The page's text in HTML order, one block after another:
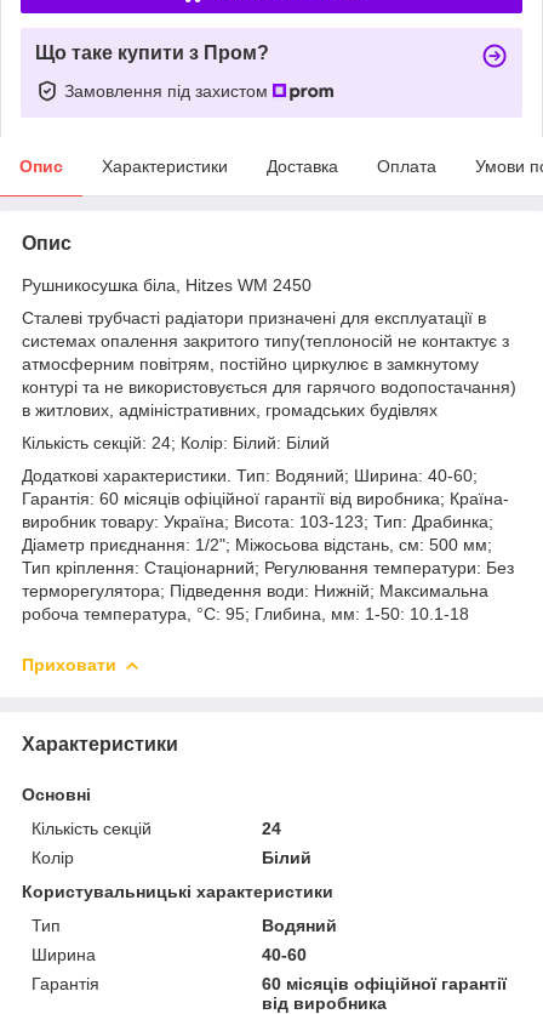
Що таке купити з Пром?
Замовлення під захистом
Опис Характеристики Доставка Оплата Умови
Опис
Рушникосушка біла, Hitzes WM 2450
Сталеві трубчасті радіатори призначені для експлуатації в
системах опалення закритого типу(теплоносій не контактує з
атмосферним повітрям, постійно циркулює в замкнутому
контурі та не використовується для гарячого водопостачання)
в житлових, адміністративних, громадських будівлях
Кількість секцій: 24; Колір: Білий: Білий
Додаткові характеристики. Тип: Водяний; Ширина: 40-60;
Гарантія: 60 місяців офіційної гарантії від виробника; Країна-
виробник товару: Україна; Висота: 103-123; Тип: Драбинка;
Діаметр приєднання: 1/2"; Міжосьова відстань, см: 500 мм;
Тип кріплення: Стаціонарний; Регулювання температури: Без
терморегулятора; Підведення води: Нижній; Максимальна
робоча температура, °С: 95; Глибина, мм: 1-50: 10.1-18
Приховати
Характеристики
Основні
Кількість секцій
24
Колір
Білий
Користувальницькі характеристики
Тип
Водяний
Ширина
40-60
Гарантія
60 місяців офіційної гарантії
від виробника